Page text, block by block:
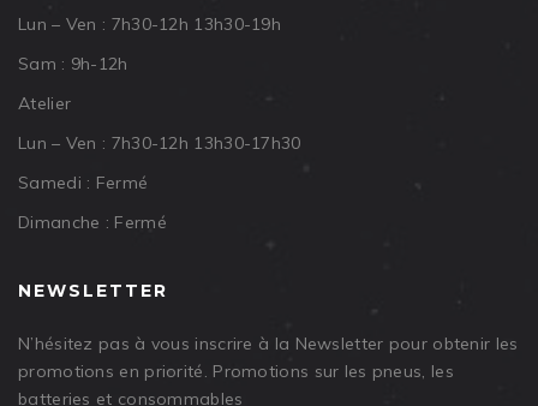
Lun – Ven : 7h30-12h 13h30-19h
Sam : 9h-12h
Atelier
Lun – Ven : 7h30-12h 13h30-17h30
Samedi : Fermé
Dimanche : Fermé
NEWSLETTER
N’hésitez pas à vous inscrire à la Newsletter pour obtenir les
promotions en priorité. Promotions sur les pneus, les
batteries et consommables